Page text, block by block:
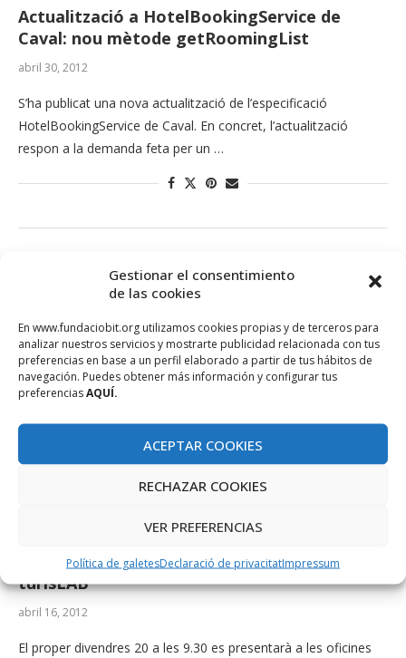
Gestionar el consentimiento
de las cookies
En www.fundaciobit.org utilizamos cookies propias y de terceros para
analizar nuestros servicios y mostrarte publicidad relacionada con tus
preferencias en base a un perfil elaborado a partir de tus hábitos de
navegación. Puedes obtener más información y configurar tus
preferenciasAQUÍ.
ACEPTAR COOKIES
RECHAZAR COOKIES
VER PREFERENCIAS
Política de galetesDeclaració de privacitatImpressum
Actualització a HotelBookingService de
Caval: nou mètode getRoomingList
abril 30, 2012
S’ha publicat una nova actualització de l’especificació
HotelBookingService de Caval. En concret, l’actualització
respon a la demanda feta per un …
Turisme
Moment de transferència tecnològica i
emprenedoria
abril 23, 2012
A continuació, llistam els projectes que turisLAB va presentar
Presentació banc de projectes R+D+i de
turisLAB
abril 16, 2012
El proper divendres 20 a les 9.30 es presentarà a les oficines